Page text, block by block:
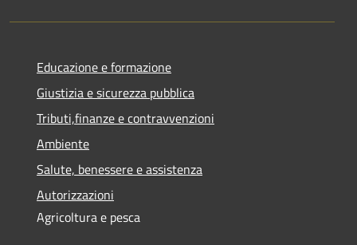
Educazione e formazione
Giustizia e sicurezza pubblica
Tributi,finanze e contravvenzioni
Ambiente
Salute, benessere e assistenza
Autorizzazioni
Agricoltura e pesca